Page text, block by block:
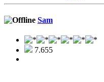
Sam
7.655